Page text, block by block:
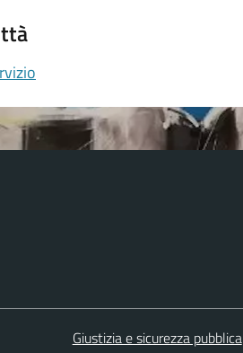
Giustizia e sicurezza pubblica